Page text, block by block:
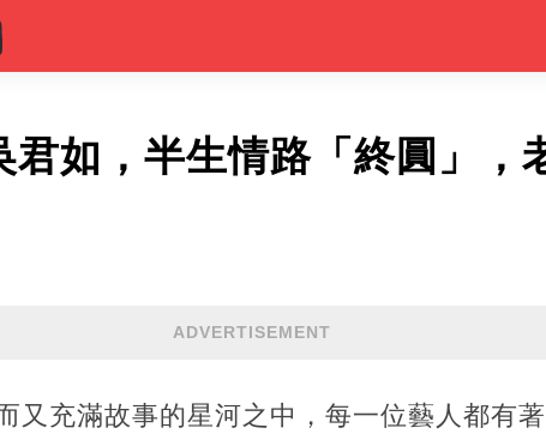
君如，半生情路「終圓」，
ADVERTISEMENT
又充滿故事的星河之中，每一位藝人都有